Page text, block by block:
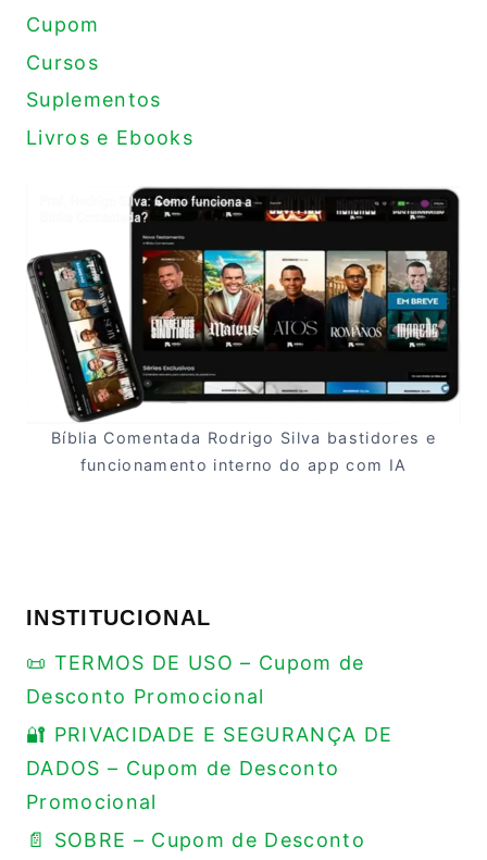
Cupom
Cursos
Suplementos
Livros e Ebooks
Bíblia Comentada Rodrigo Silva bastidores e
funcionamento interno do app com IA
INSTITUCIONAL
📜 TERMOS DE USO – Cupom de
Desconto Promocional
🔐 PRIVACIDADE E SEGURANÇA DE
DADOS – Cupom de Desconto
Promocional
📄 SOBRE – Cupom de Desconto